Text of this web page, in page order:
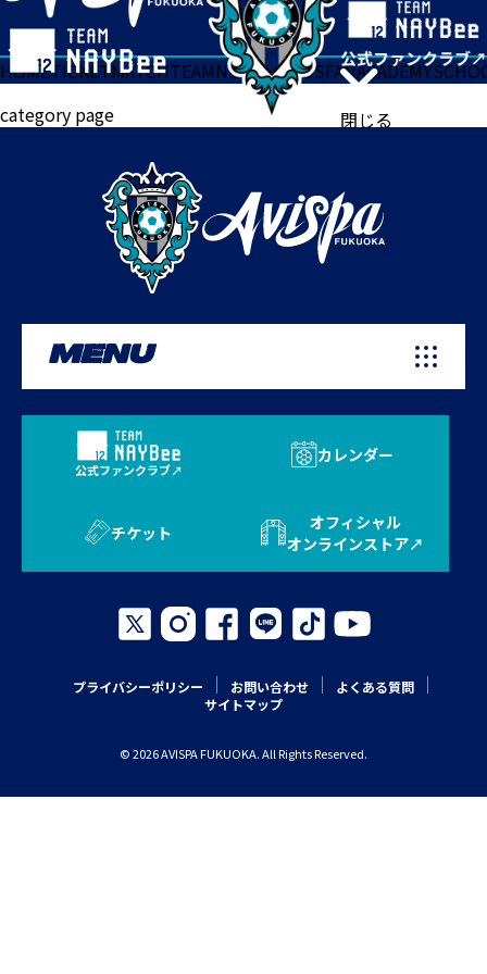
閉じる
HOMETICKETMATCHTEAMNEWSGOODSFANACADEMY
category page
MENU
公式ファンクラブ
カレンダー
チケット
オフィシャル
オンラインストア
プライバシーポリシー お問い合わせ
よくある質問
サイトマップ
© 2026 AVISPA FUKUOKA. All Rights Reserved.